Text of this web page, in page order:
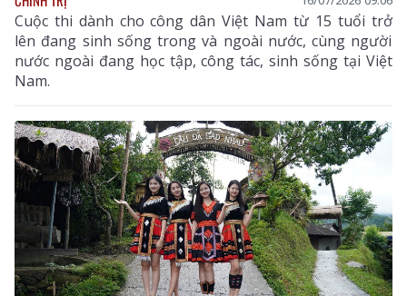
Cuộc thi dành cho công dân Việt Nam từ 15 tuổi trở
lên đang sinh sống trong và ngoài nước, cùng người
nước ngoài đang học tập, công tác, sinh sống tại Việt
Nam.